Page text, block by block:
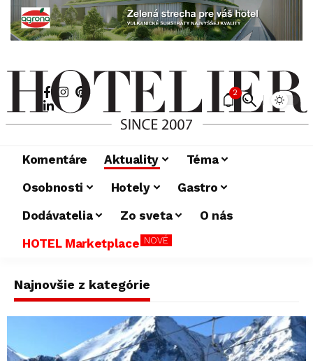
2
Komentáre Aktuality
Téma
Osobnosti
Hotely
Gastro
Dodávatelia
Zo sveta
O nás
HOTEL Marketplace NOVÉ
Najnovšie z kategórie